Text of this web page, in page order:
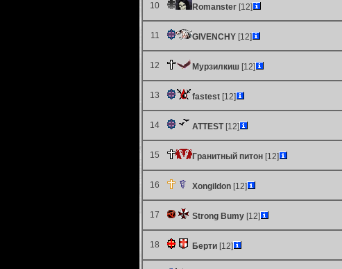
10 Romanster [12]
11 GIVENCHY [12]
12 Мурзилкиш [12]
13 fastest [12]
14 ATTEST[12]
15 Гранитный питон [12]
16 Xongildon [12]
17 Strong Bumy [12]
18 Берти [12]